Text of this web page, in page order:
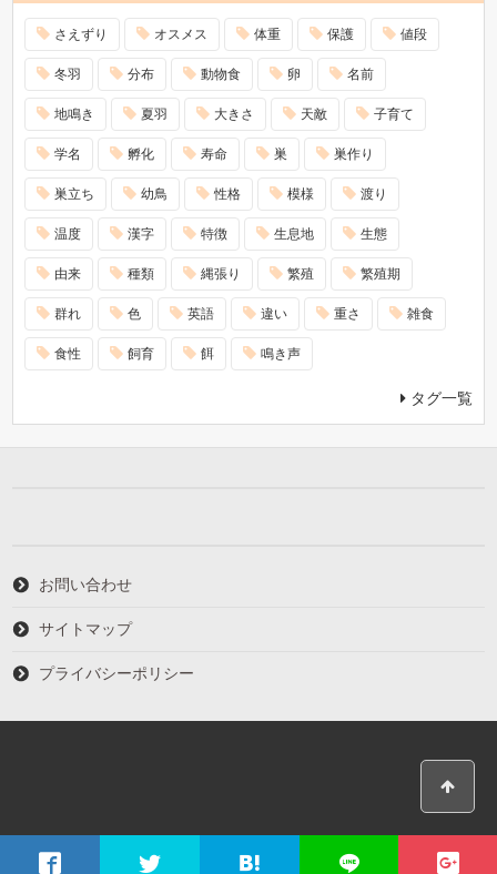
さえずり オスメス 体重 保護 値段
冬羽 分布 動物食 卵 名前
地鳴き 夏羽 大きさ 天敵 子育て
学名 孵化 寿命 巣 巣作り
巣立ち 幼鳥 性格 模様 渡り
温度 漢字 特徴 生息地 生態
由来 種類 縄張り 繁殖 繁殖期
群れ 色 英語 違い 重さ 雑食
食性 飼育 餌 鳴き声
タグ一覧
お問い合わせ
サイトマップ
プライバシーポリシー